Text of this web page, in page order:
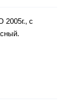
2005г., с